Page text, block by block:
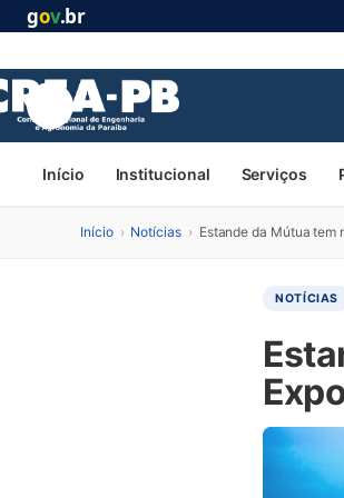
gov.br
Início Institucional Serviços
Início › Notícias › Estande da Mútua tem
NOTÍCIAS